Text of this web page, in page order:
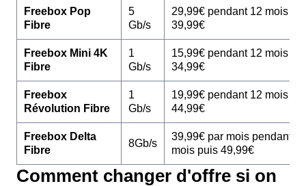
Freebox Pop
Fibre
5
Gb/s
29,99€ pendant 12 mois
39,99€
Freebox Mini 4K
Fibre
1
Gb/s
15,99€ pendant 12 mois
34,99€
Freebox
Révolution Fibre
1
Gb/s
19,99€ pendant 12 mois
44,99€
Freebox Delta
Fibre
8Gb/s
39,99€ par mois pendant 12
mois puis 49,99€
Comment changer d'offre si on